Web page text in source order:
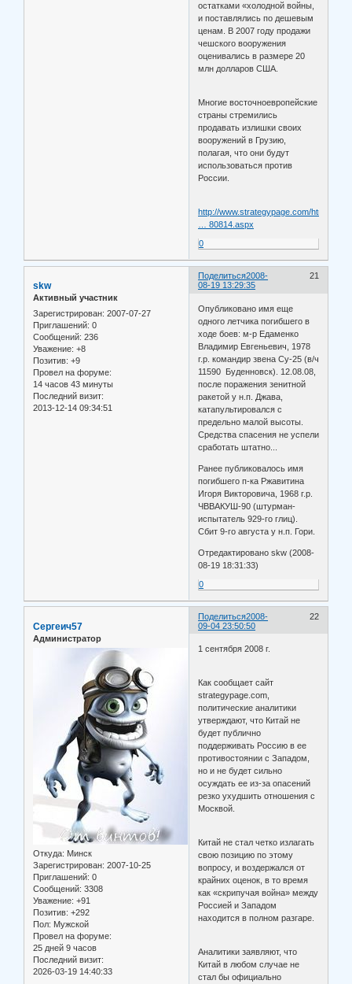
остатками «холодной войны,
и поставлялись по дешевым
ценам. В 2007 году продажи
чешского вооружения
оценивались в размере 20
млн долларов США.
Многие восточноевропейские
страны стремились
продавать излишки своих
вооружений в Грузию,
полагая, что они будут
использоваться против
России.
http://www.strategypage.com/htmw/
… 80814.aspx
0
Поделиться 21
2008-
08-19 13:29:35
skw
Активный участник
Зарегистрирован: 2007-07-27
Приглашений: 0
Сообщений: 236
Уважение: +8
Позитив: +9
Провел на форуме:
14 часов 43 минуты
Последний визит:
2013-12-14 09:34:51
Опубликовано имя еще
одного летчика погибшего в
ходе боев: м-р Едаменко
Владимир Евгеньевич, 1978
г.р. командир звена Су-25 (в/ч
11590 Буденновск). 12.08.08,
после поражения зенитной
ракетой у н.п. Джава,
катапультировался с
предельно малой высоты.
Средства спасения не успели
сработать штатно...
Ранее публиковалось имя
погибшего п-ка Ржавитина
Игоря Викторовича, 1968 г.р.
ЧВВАКУШ-90 (штурман-
испытатель 929-го глиц).
Сбит 9-го августа у н.п. Гори.
Отредактировано skw (2008-
08-19 18:31:33)
0
Поделиться 22
2008-
09-04 23:50:50
Сергеич57
Администратор
Откуда: Минск
Зарегистрирован: 2007-10-25
Приглашений: 0
Сообщений: 3308
Уважение: +91
Позитив: +292
Пол: Мужской
Провел на форуме:
25 дней 9 часов
Последний визит:
2026-03-19 14:40:33
1 сентября 2008 г.
Как сообщает сайт
strategypage.com,
политические аналитики
утверждают, что Китай не
будет публично
поддерживать Россию в ее
противостоянии с Западом,
но и не будет сильно
осуждать ее из-за опасений
резко ухудшить отношения с
Москвой.
Китай не стал четко излагать
свою позицию по этому
вопросу, и воздержался от
крайних оценок, в то время
как «скрипучая война» между
Россией и Западом
находится в полном разгаре.
Аналитики заявляют, что
Китай в любом случае не
стал бы официально